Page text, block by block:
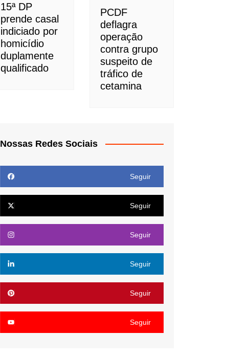
15ª DP
prende casal
indiciado por
homicídio
duplamente
qualificado
PCDF
deflagra
operação
contra grupo
suspeito de
tráfico de
cetamina
Nossas Redes Sociais
Seguir
Seguir
Seguir
Seguir
Seguir
Seguir